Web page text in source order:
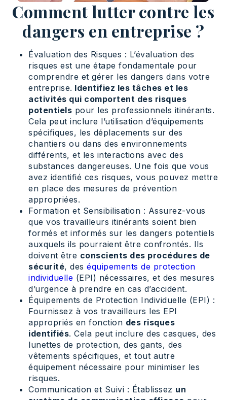
Comment lutter contre les
dangers en entreprise ?
Évaluation des Risques : L’évaluation des
risques est une étape fondamentale pour
comprendre et gérer les dangers dans votre
entreprise. Identifiez les tâches et les
activités qui comportent des risques
potentiels pour les professionnels itinérants.
Cela peut inclure l’utilisation d’équipements
spécifiques, les déplacements sur des
chantiers ou dans des environnements
différents, et les interactions avec des
substances dangereuses. Une fois que vous
avez identifié ces risques, vous pouvez mettre
en place des mesures de prévention
appropriées.
Formation et Sensibilisation : Assurez-vous
que vos travailleurs itinérants soient bien
formés et informés sur les dangers potentiels
auxquels ils pourraient être confrontés. Ils
doivent être conscients des procédures de
sécurité, des équipements de protection
individuelle (EPI) nécessaires, et des mesures
d’urgence à prendre en cas d’accident.
Équipements de Protection Individuelle (EPI) :
Fournissez à vos travailleurs les EPI
appropriés en fonction des risques
identifiés. Cela peut inclure des casques, des
lunettes de protection, des gants, des
vêtements spécifiques, et tout autre
équipement nécessaire pour minimiser les
risques.
Communication et Suivi : Établissez un